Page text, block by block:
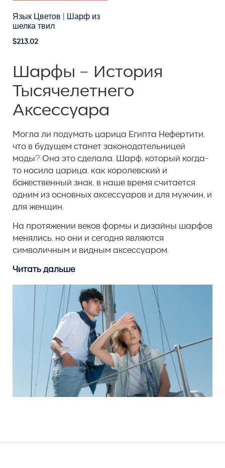
Язык Цветов | Шарф из
шелка твил
$213.02
Шарфы – История
Тысячелетнего
Аксессуара
Могла ли подумать царица Египта Нефертити,
что в будущем станет законодательницей
моды? Она это сделала. Шарф, который когда-
то носила царица, как королевский и
божественный знак, в наше время считается
одним из основных аксессуаров и для мужчин, и
для женщин.
На протяжении веков формы и дизайны шарфов
менялись, но они и сегодня являются
символичным и видным аксессуаром.
Читать дальше